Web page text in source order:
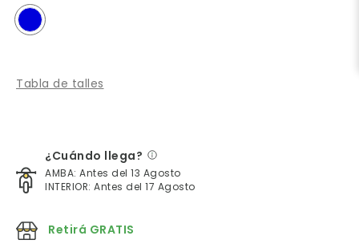
Tabla de talles
¿Cuándo llega?
AMBA: Antes del 13 Agosto
INTERIOR: Antes del 17 Agosto
Retirá GRATIS